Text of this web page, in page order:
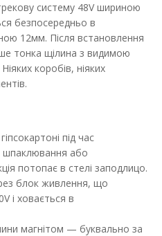
закладки
систему 48V шириною
безпосередньо в
12мм. Після встановлення
тонка щілина з видимою
коробів, ніяких
під час
шпаклювання або
потопає в стелі заподлицо.
блок живлення, що
і ховається в
магнітом — буквально за